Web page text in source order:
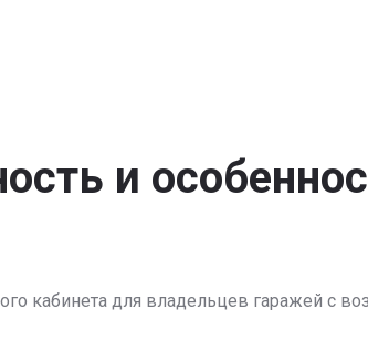
и
кабинета для владельцев гаражей с